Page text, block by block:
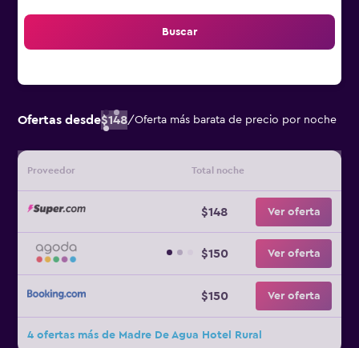
Buscar
Ofertas desde$148/Oferta más barata de precio por noche
Proveedor Total noche
$148 Ver oferta
$150 Ver oferta
$150 Ver oferta
4 ofertas más de Madre De Agua Hotel Rural